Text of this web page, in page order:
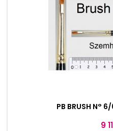
PB BRUSH N°
Ár
9